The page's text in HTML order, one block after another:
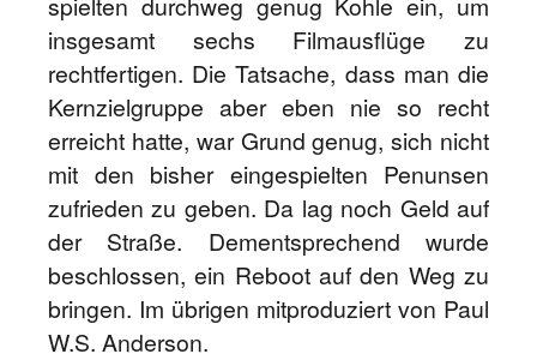
insgesamt sechs Filmausflüge zu
rechtfertigen. Die Tatsache, dass man die
Kernzielgruppe aber eben nie so recht
erreicht hatte, war Grund genug, sich nicht
mit den bisher eingespielten Penunsen
zufrieden zu geben. Da lag noch Geld auf
der Straße. Dementsprechend wurde
beschlossen, ein Reboot auf den Weg zu
bringen. Im übrigen mitproduziert von Paul
W.S. Anderson.